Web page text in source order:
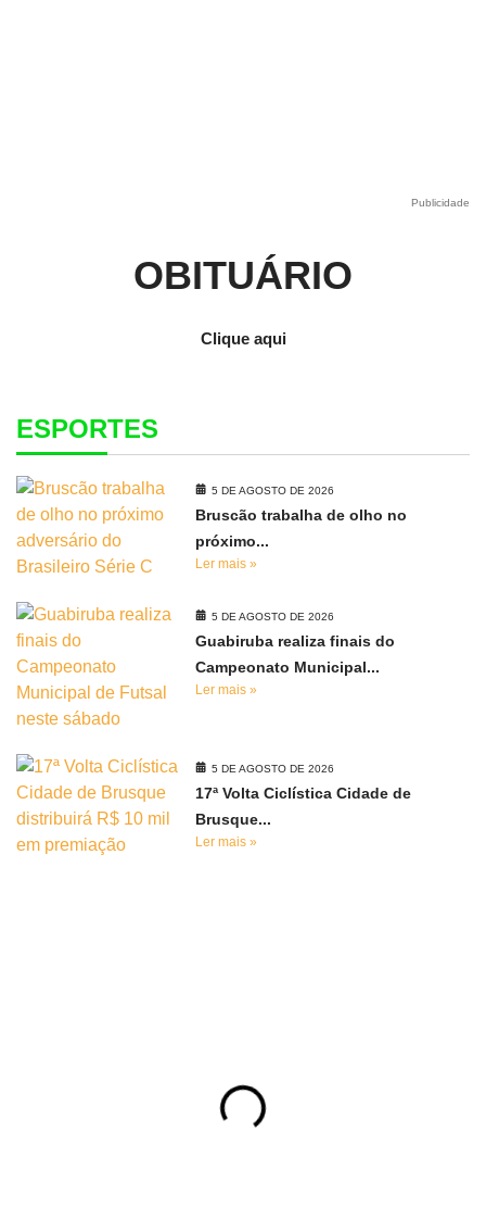
Publicidade
OBITUÁRIO
Clique aqui
ESPORTES
5 DE AGOSTO DE 2026
Bruscão trabalha de olho no
próximo...
Ler mais »
5 DE AGOSTO DE 2026
Guabiruba realiza finais do
Campeonato Municipal...
Ler mais »
5 DE AGOSTO DE 2026
17ª Volta Ciclística Cidade de
Brusque...
Ler mais »